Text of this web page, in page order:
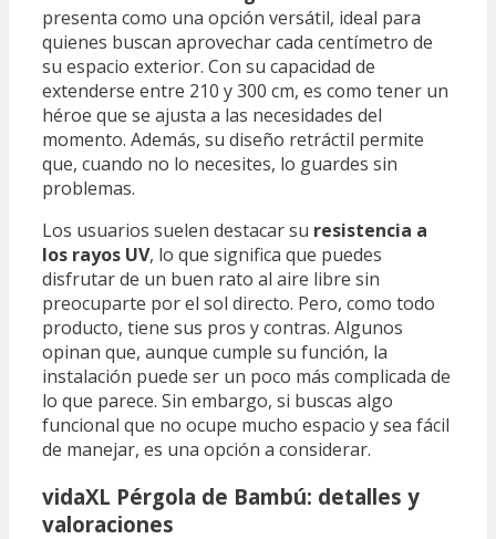
presenta como una opción versátil, ideal para
quienes buscan aprovechar cada centímetro de
su espacio exterior. Con su capacidad de
extenderse entre 210 y 300 cm, es como tener un
héroe que se ajusta a las necesidades del
momento. Además, su diseño retráctil permite
que, cuando no lo necesites, lo guardes sin
problemas.
Los usuarios suelen destacar su resistencia a
los rayos UV, lo que significa que puedes
disfrutar de un buen rato al aire libre sin
preocuparte por el sol directo. Pero, como todo
producto, tiene sus pros y contras. Algunos
opinan que, aunque cumple su función, la
instalación puede ser un poco más complicada de
lo que parece. Sin embargo, si buscas algo
funcional que no ocupe mucho espacio y sea fácil
de manejar, es una opción a considerar.
vidaXL Pérgola de Bambú: detalles y
valoraciones